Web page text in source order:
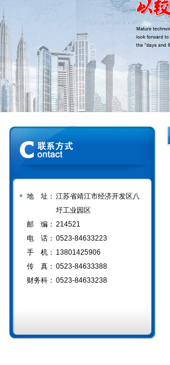
地 址： 江苏省靖江市经济开发区八
圩工业园区
邮 编： 214521
电 话： 0523-84633223
手 机： 13801425906
传 真： 0523-84633388
财务科： 0523-84633238